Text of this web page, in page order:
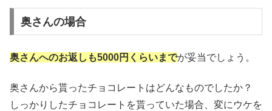
奥さんの場合
奥さんへのお返しも5000円くらいまでが妥当でしょう。
奥さんから貰ったチョコレートはどんなものでしたか？
しっかりしたチョコレートを貰っていた場合、変にウケを